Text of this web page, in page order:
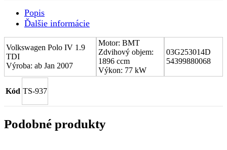
Popis
Ďalšie informácie
Volkswagen Polo IV 1.9
TDI
Výroba: ab Jan 2007
Motor: BMT
Zdvihový objem:
1896 ccm
Výkon: 77 kW
03G253014D
54399880068
Kód TS-937
Podobné produkty